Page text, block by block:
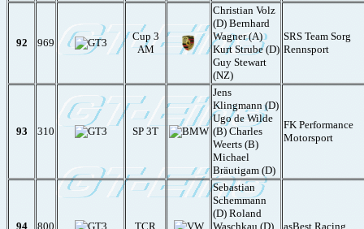
92 969
Cup 3
AM
Christian Volz
(D) Bernhard
Wagner (A)
Kurt Strube (D)
Guy Stewart
(NZ)
SRS Team Sorg
Rennsport
93 310 SP 3T
Jens
Klingmann (D)
Ugo de Wilde
(B) Charles
Weerts (B)
Michael
Bräutigam (D)
FK Performance
Motorsport
94 800 TCR
Sebastian
Schemmann
(D) Roland
Waschkau (D)
asBest Racing